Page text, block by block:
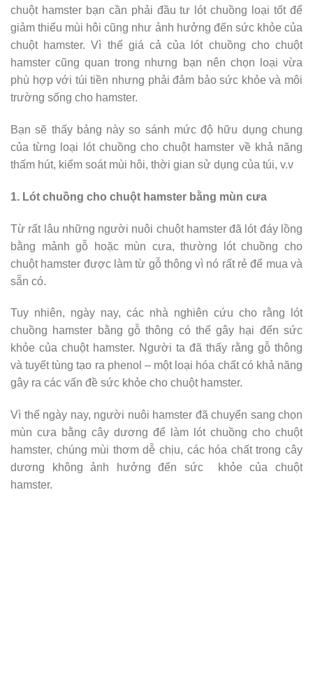
chuột hamster bạn cần phải đầu tư lót chuồng loại tốt để
giảm thiểu mùi hôi cũng như ảnh hưởng đến sức khỏe của
chuột hamster. Vì thế giá cả của lót chuồng cho chuột
hamster cũng quan trong nhưng bạn nên chọn loại vừa
phù hợp với túi tiền nhưng phải đảm bảo sức khỏe và môi
trường sống cho hamster.
Bạn sẽ thấy bảng này so sánh mức độ hữu dụng chung
của từng loại lót chuồng cho chuột hamster về khả năng
thấm hút, kiểm soát mùi hôi, thời gian sử dụng của túi, v.v
1. Lót chuồng cho chuột hamster bằng mùn cưa
Từ rất lâu những người nuôi chuột hamster đã lót đáy lồng
bằng mảnh gỗ hoặc mùn cưa, thường lót chuồng cho
chuột hamster được làm từ gỗ thông vì nó rất rẻ để mua và
sẵn có.
Tuy nhiên, ngày nay, các nhà nghiên cứu cho rằng lót
chuồng hamster bằng gỗ thông có thể gây hại đến sức
khỏe của chuột hamster. Người ta đã thấy rằng gỗ thông
và tuyết tùng tạo ra phenol – một loại hóa chất có khả năng
gây ra các vấn đề sức khỏe cho chuột hamster.
Vì thế ngày nay, người nuôi hamster đã chuyển sang chọn
mùn cưa bằng cây dương để làm lót chuồng cho chuột
hamster, chúng mùi thơm dễ chịu, các hóa chất trong cây
dương không ảnh hưởng đến sức khỏe của chuột
hamster.